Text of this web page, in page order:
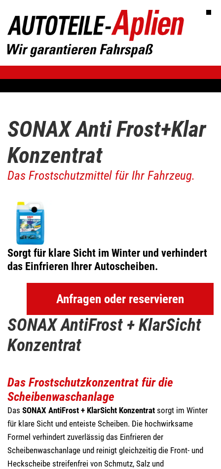
SONAX Anti Frost+Klar
Konzentrat
Das Frostschutzmittel für Ihr Fahrzeug.
Sorgt für klare Sicht im Winter und verhindert
das Einfrieren Ihrer Autoscheiben.
Anfragen oder reservieren
SONAX AntiFrost + KlarSicht
Konzentrat
Das Frostschutzkonzentrat für die
Scheibenwaschanlage
Das SONAX AntiFrost + KlarSicht Konzentrat sorgt im Winter
für klare Sicht und enteiste Scheiben. Die hochwirksame
Formel verhindert zuverlässig das Einfrieren der
Scheibenwaschanlage und reinigt gleichzeitig die Front- und
Heckscheibe streifenfrei von Schmutz, Salz und